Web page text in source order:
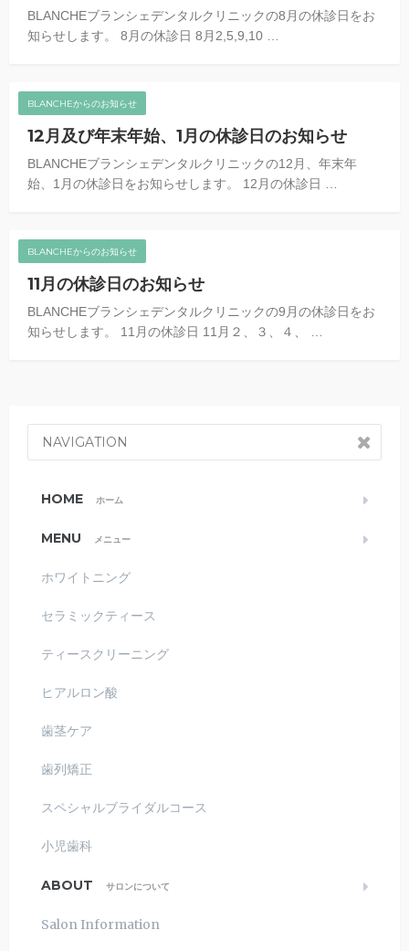
BLANCHEブランシェデンタルクリニックの8月の休診日をお
知らせします。 8月の休診日 8月2,5,9,10 …
BLANCHEからのお知らせ
12月及び年末年始、1月の休診日のお知らせ
BLANCHEブランシェデンタルクリニックの12月、年末年
始、1月の休診日をお知らせします。 12月の休診日 …
BLANCHEからのお知らせ
11月の休診日のお知らせ
BLANCHEブランシェデンタルクリニックの9月の休診日をお
知らせします。 11月の休診日 11月２、３、４、 …
NAVIGATION
HOME ホーム
MENU メニュー
ホワイトニング
セラミックティース
ティースクリーニング
ヒアルロン酸
歯茎ケア
歯列矯正
スペシャルブライダルコース
小児歯科
ABOUT サロンについて
Salon Information